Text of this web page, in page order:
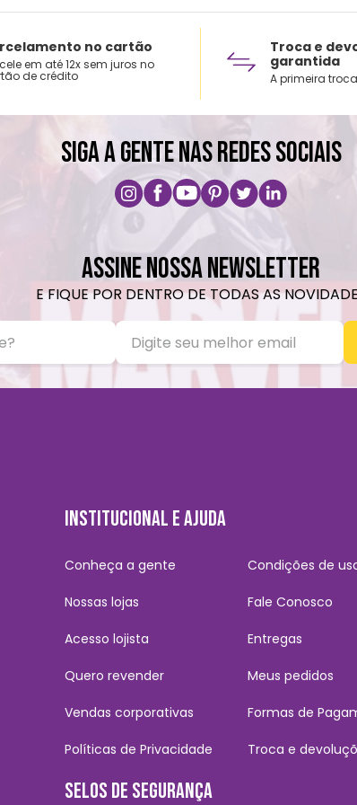
no cartão
em até 12x sem juros no
de crédito
Troca e
garantida
A primeira
SIGA A GENTE NAS REDES SOCIAIS
ASSINE NOSSA NEWSLETTER
E FIQUE POR DENTRO DE TODAS AS
INSTITUCIONAL E AJUDA
Conheça a gente
Nossas lojas
Acesso lojista
Quero revender
Vendas corporativas
Políticas de Privacidade
Condições de
Fale Conosco
Entregas
Meus pedidos
Formas de
Troca e
SELOS DE SEGURANÇA